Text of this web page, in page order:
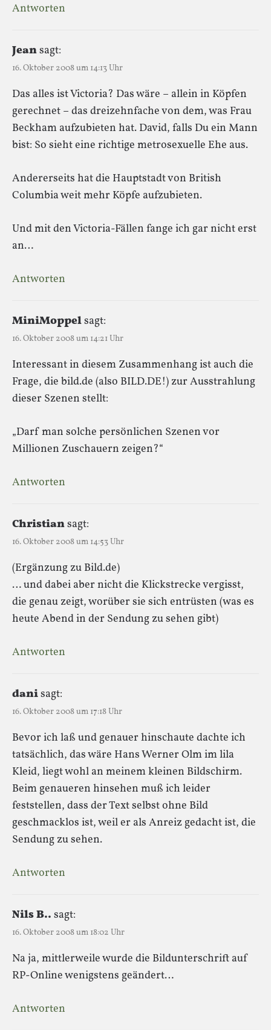
Antworten
Jeansagt:
16. Oktober 2008 um 14:13 Uhr
Das alles ist Victoria? Das wäre – allein in Köpfen
gerechnet – das dreizehnfache von dem, was Frau
Beckham aufzubieten hat. David, falls Du ein Mann
bist: So sieht eine richtige metrosexuelle Ehe aus.
Andererseits hat die Hauptstadt von British
Columbia weit mehr Köpfe aufzubieten.
Und mit den Victoria-Fällen fange ich gar nicht erst
an…
Antworten
MiniMoppelsagt:
16. Oktober 2008 um 14:21 Uhr
Interessant in diesem Zusammenhang ist auch die
Frage, die bild.de (also BILD.DE!) zur Ausstrahlung
dieser Szenen stellt:
„Darf man solche persönlichen Szenen vor
Millionen Zuschauern zeigen?“
Antworten
Christiansagt:
16. Oktober 2008 um 14:53 Uhr
(Ergänzung zu Bild.de)
… und dabei aber nicht die Klickstrecke vergisst,
die genau zeigt, worüber sie sich entrüsten (was es
heute Abend in der Sendung zu sehen gibt)
Antworten
danisagt:
16. Oktober 2008 um 17:18 Uhr
Bevor ich laß und genauer hinschaute dachte ich
tatsächlich, das wäre Hans Werner Olm im lila
Kleid, liegt wohl an meinem kleinen Bildschirm.
Beim genaueren hinsehen muß ich leider
feststellen, dass der Text selbst ohne Bild
geschmacklos ist, weil er als Anreiz gedacht ist, die
Sendung zu sehen.
Antworten
Nils B.. sagt:
16. Oktober 2008 um 18:02 Uhr
Na ja, mittlerweile wurde die Bildunterschrift auf
RP-Online wenigstens geändert…
Antworten